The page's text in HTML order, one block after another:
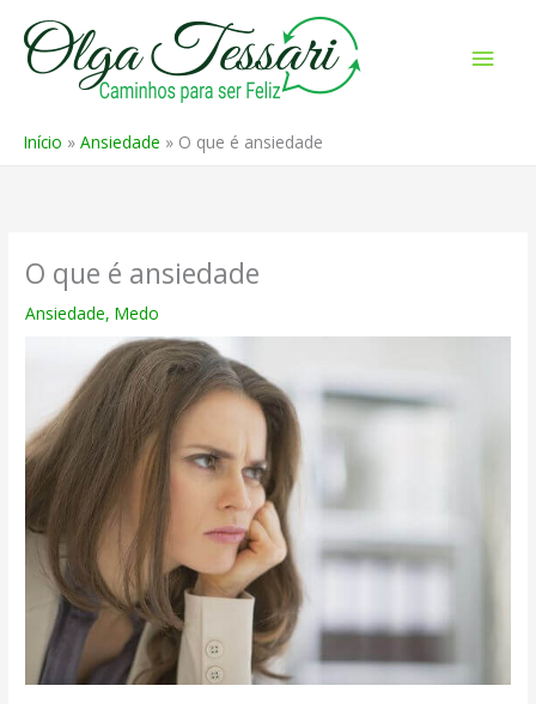
para
Início Ansiedade O que é ansiedade
O que é ansiedade
Ansiedade,Medo